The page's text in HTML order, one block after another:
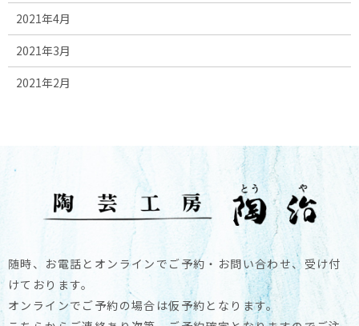
2021年4月
2021年3月
2021年2月
随時、お電話とオンラインでご予約・お問い合わせ、受け付
けております。
オンラインでご予約の場合は仮予約となります。